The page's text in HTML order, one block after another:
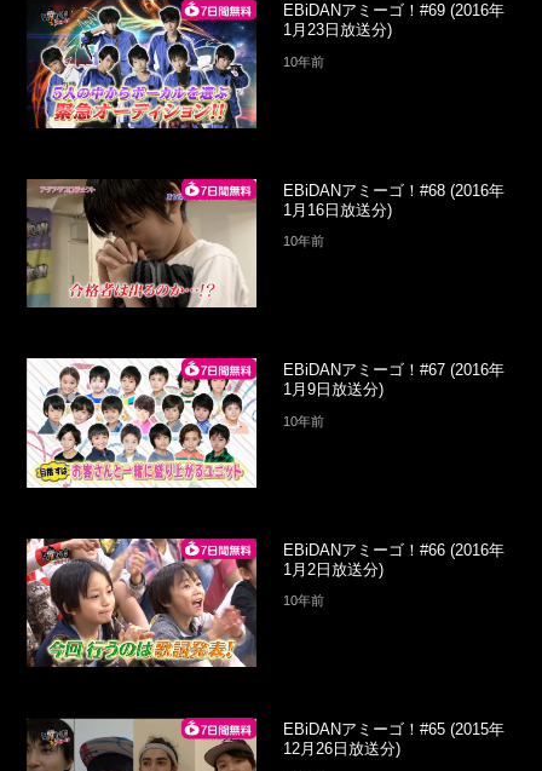
EBiDANアミーゴ！#69 (2016年
1月23日放送分)
10年前
EBiDANアミーゴ！#68 (2016年
1月16日放送分)
10年前
EBiDANアミーゴ！#67 (2016年
1月9日放送分)
10年前
EBiDANアミーゴ！#66 (2016年
1月2日放送分)
10年前
EBiDANアミーゴ！#65 (2015年
12月26日放送分)